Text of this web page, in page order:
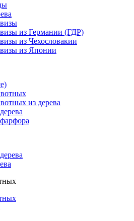
из Германии (ГДР)
из Чехословакии
из Японии
из дерева